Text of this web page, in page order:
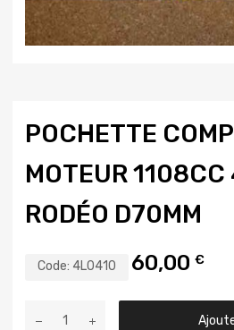
POCHETTE
MOTEUR 1108CC
RODÉO D70MM
Code: 4L0410 60,00 €